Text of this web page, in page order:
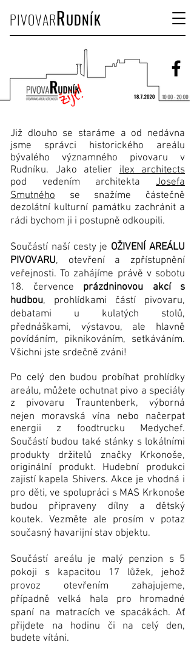
PIVOVARRUDNÍK
Již dlouho se staráme a od nedávna
jsme správci historického areálu
bývalého významného pivovaru v
Rudníku. Jako atelierilex architects
pod vedením architekta Josefa
Smutného se snažíme částečně
dezolátní kulturní památku zachránit a
rádi bychom ji i postupně odkoupili.
Součástí naší cesty je OŽIVENÍ AREÁLU
PIVOVARU, otevření a zpřístupnění
veřejnosti. To zahájíme právě v sobotu
18. července prázdninovou akcí s
hudbou, prohlídkami částí pivovaru,
debatami u kulatých stolů,
přednáškami, výstavou, ale hlavně
povídáním, piknikováním, setkáváním.
Všichni jste srdečně zváni!
Po celý den budou probíhat prohlídky
areálu, můžete ochutnat pivo a speciály
z pivovaru Trauntenberk, výborná
nejen moravská vína nebo načerpat
energii z foodtrucku Medychef.
Součástí budou také stánky s lokálními
produkty držitelů značky Krkonoše,
originální produkt. Hudební produkci
zajistí kapela Shivers. Akce je vhodná i
pro děti, ve spolupráci s MAS Krkonoše
budou připraveny dílny a dětský
koutek. Vezměte ale prosím v potaz
současný havarijní stav objektu.
Součástí areálu je malý penzion s 5
pokoji s kapacitou 17 lůžek, jehož
provoz otevřením zahajujeme,
případně velká hala pro hromadné
spaní na matracích ve spacákách. Ať
přijdete na hodinu či na celý den,
budete vítáni.